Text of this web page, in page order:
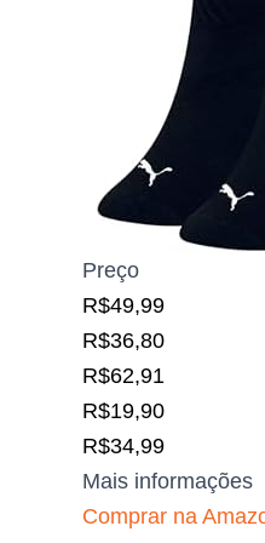
Preço
R$49,99
R$36,80
R$62,91
R$19,90
R$34,99
Mais informações
Comprar na